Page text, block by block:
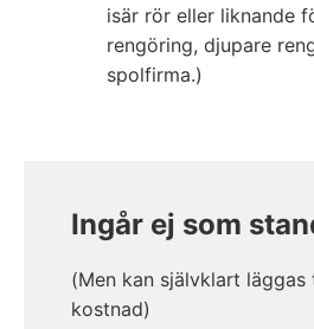
isär rör eller liknande
rengöring, djupare
spolfirma.)
Ingår ej som
(Men kan självklart
kostnad)